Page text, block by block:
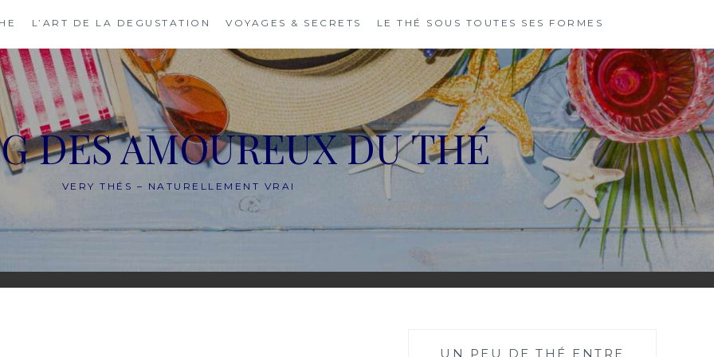
L’ART DE LA DEGUSTATION VOYAGES & SECRETS LE THÉ SOUS TOUTES SES FORMES
DES AMOUREUX DU THÉ
VERY THÉS – NATURELLEMENT VRAI
UN PEU DE THÉ ENTRE